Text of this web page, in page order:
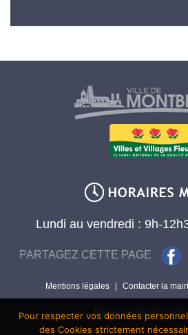
Lundi au vendredi : 9h-
PARTAGEZ CETTE PAGE
Mentions légales | Contacter la
Encore un site Web
Pour respecter vos données
des Cookies strictement